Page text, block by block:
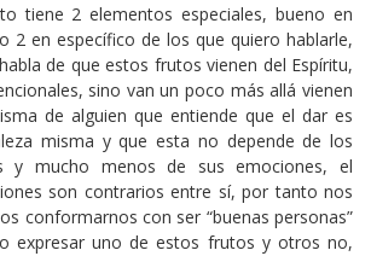
tiene 2 elementos especiales, bueno en
2 en específico de los que quiero hablarle,
de que estos frutos vienen del Espíritu,
sino van un poco más allá vienen
de alguien que entiende que el dar es
misma y que esta no depende de los
y mucho menos de sus emociones, el
son contrarios entre sí, por tanto nos
conformarnos con ser “buenas personas”
expresar uno de estos frutos y otros no,